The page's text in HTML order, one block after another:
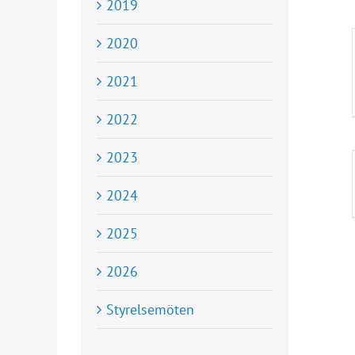
Årsmöte med Björn
2026
2026
2019
2020
2021
2022
2023
2024
2025
2026
Styrelsemöten